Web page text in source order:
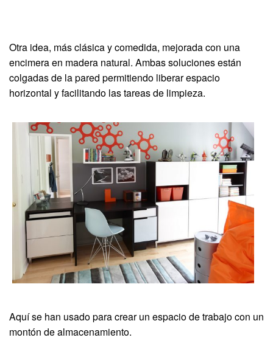
Otra idea, más clásica y comedida, mejorada con una
encimera en madera natural. Ambas soluciones están
colgadas de la pared permitiendo liberar espacio
horizontal y facilitando las tareas de limpieza.
Aquí se han usado para crear un espacio de trabajo con un
montón de almacenamiento.